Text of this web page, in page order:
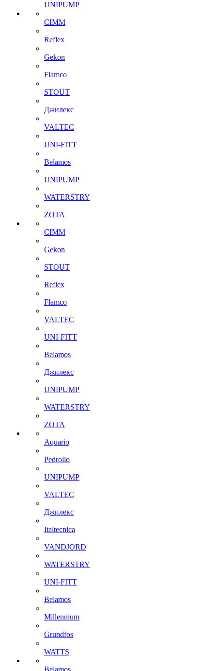
UNIPUMP
CIMM
Reflex
Gekon
Flamco
STOUT
Джилекс
VALTEC
UNI-FITT
Belamos
UNIPUMP
WATERSTRY
ZOTA
CIMM
Gekon
STOUT
Reflex
Flamco
VALTEC
UNI-FITT
Belamos
Джилекс
UNIPUMP
WATERSTRY
ZOTA
Aquario
Pedrollo
UNIPUMP
VALTEC
Джилекс
Italtecnica
VANDJORD
WATERSTRY
UNI-FITT
Belamos
Millennium
Grundfos
WATTS
Belamos